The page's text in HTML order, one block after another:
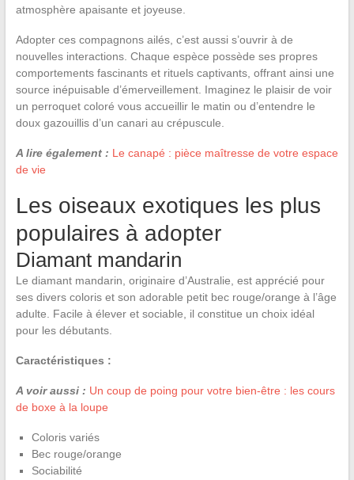
atmosphère apaisante et joyeuse.
Adopter ces compagnons ailés, c’est aussi s’ouvrir à de
nouvelles interactions. Chaque espèce possède ses propres
comportements fascinants et rituels captivants, offrant ainsi une
source inépuisable d’émerveillement. Imaginez le plaisir de voir
un perroquet coloré vous accueillir le matin ou d’entendre le
doux gazouillis d’un canari au crépuscule.
A lire également : Le canapé : pièce maîtresse de votre espace
de vie
Les oiseaux exotiques les plus
populaires à adopter
Diamant mandarin
Le diamant mandarin, originaire d’Australie, est apprécié pour
ses divers coloris et son adorable petit bec rouge/orange à l’âge
adulte. Facile à élever et sociable, il constitue un choix idéal
pour les débutants.
Caractéristiques :
A voir aussi : Un coup de poing pour votre bien-être : les cours
de boxe à la loupe
Coloris variés
Bec rouge/orange
Sociabilité